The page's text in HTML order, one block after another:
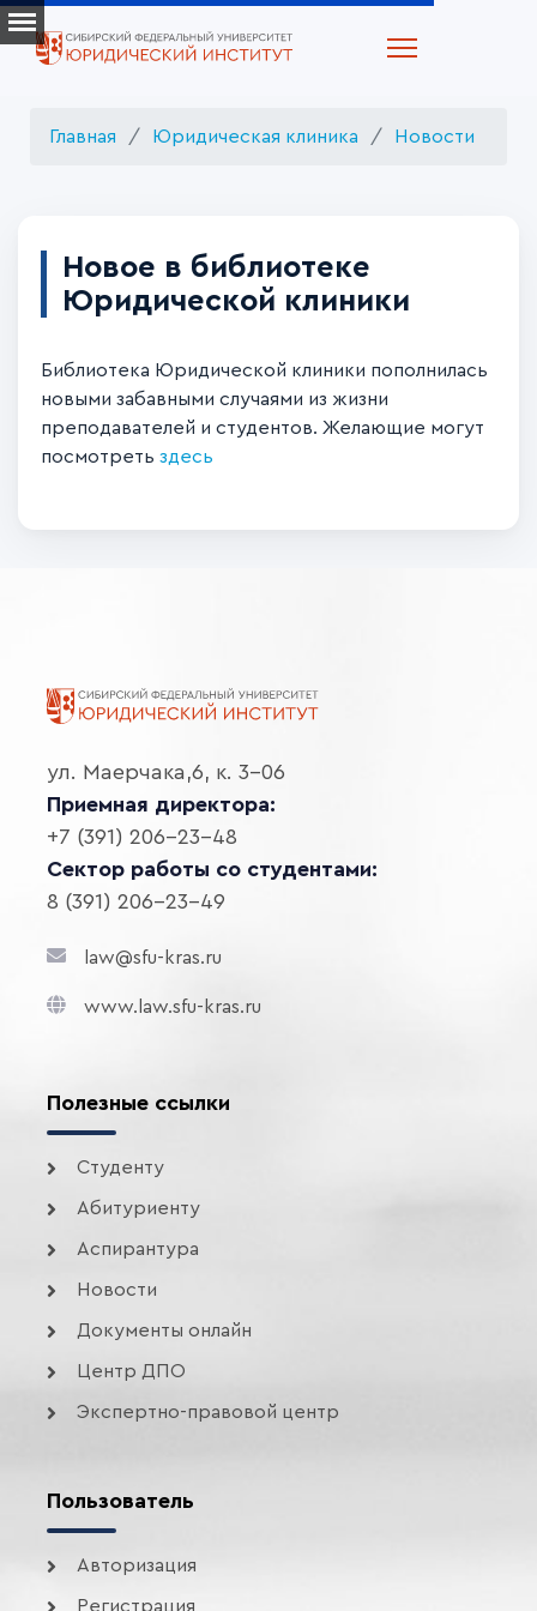
Главная Юридическая клиника Новости
Новое в библиотеке
Юридической клиники
Библиотека Юридической клиники пополнилась
новыми забавными случаями из жизни
преподавателей и студентов. Желающие могут
посмотретьздесь
ул. Маерчака,6, к. 3-06
Приемная директора:
+7 (391) 206-23-48
Сектор работы со студентами:
8 (391) 206-23-49
law@sfu-kras.ru
www.law.sfu-kras.ru
Полезные ссылки
Студенту
Абитуриенту
Аспирантура
Новости
Документы онлайн
Центр ДПО
Экспертно-правовой центр
Пользователь
Авторизация
Регистрация